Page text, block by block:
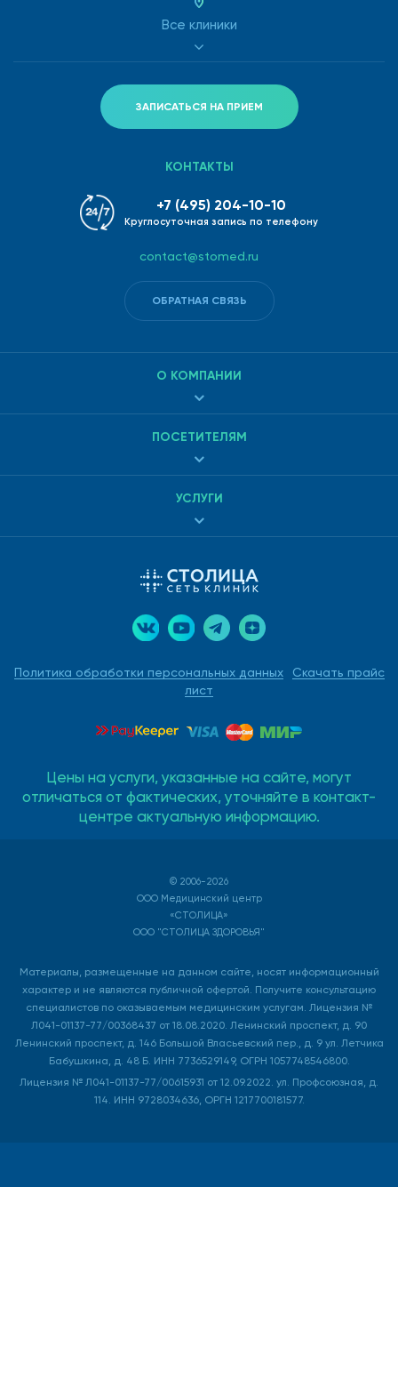
Все клиники
ЗАПИСАТЬСЯ НА ПРИЕМ
Политика обработки персональных данных
Скачать прайс
лист
О КОМПАНИИ
ПОСЕТИТЕЛЯМ
УСЛУГИ
КОНТАКТЫ
+7 (495) 204-10-10
Круглосуточная запись по телефону
contact@stomed.ru
ОБРАТНАЯ СВЯЗЬ
Цены на услуги, указанные на сайте, могут
отличаться от фактических, уточняйте в контакт-
центре актуальную информацию.
© 2006-2026
ООО Медицинский центр
«СТОЛИЦА»
ООО "СТОЛИЦА ЗДОРОВЬЯ"
Материалы, размещенные на данном сайте, носят информационный
характер и не являются публичной офертой. Получите консультацию
специалистов по оказываемым медицинским услугам. Лицензия №
Л041-01137-77/00368437 от 18.08.2020. Ленинский проспект, д. 90
Ленинский проспект, д. 146 Большой Власьевский пер., д. 9 ул. Летчика
Бабушкина, д. 48 Б. ИНН 7736529149, ОГРН 1057748546800.
Лицензия № Л041-01137-77/00615931 от 12.09.2022. ул. Профсоюзная, д.
114. ИНН 9728034636, ОРГН 1217700181577.